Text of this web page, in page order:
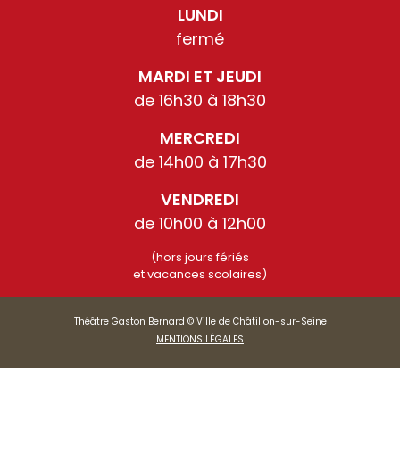
LUNDI
fermé
MARDI ET JEUDI
de 16h30 à 18h30
MERCREDI
de 14h00 à 17h30
VENDREDI
de 10h00 à 12h00
(hors jours fériés
et vacances scolaires)
Théâtre Gaston Bernard © Ville de Châtillon-sur-Seine
MENTIONS LÉGALES